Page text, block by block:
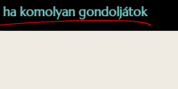
ha komolyan gondoljátok